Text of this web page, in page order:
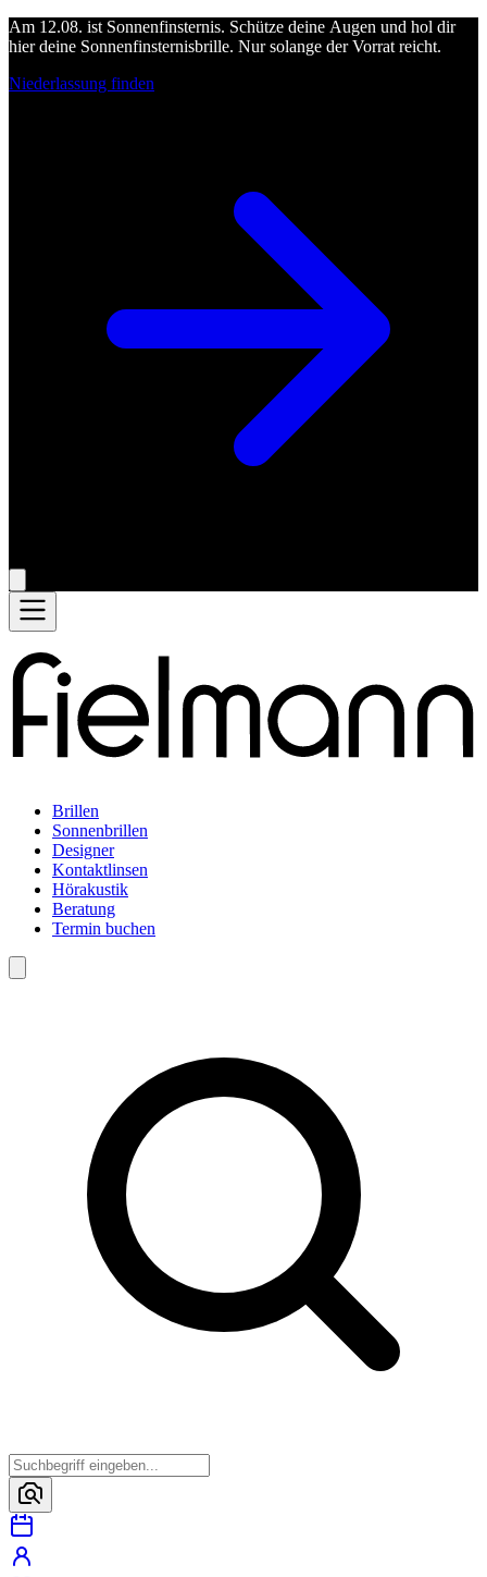
Am 12.08. ist Sonnenfinsternis. Schütze deine Augen und hol dir
hier deine Sonnenfinsternisbrille. Nur solange der Vorrat reicht.
Niederlassung finden
Brillen
Sonnenbrillen
Designer
Kontaktlinsen
Hörakustik
Beratung
Termin buchen